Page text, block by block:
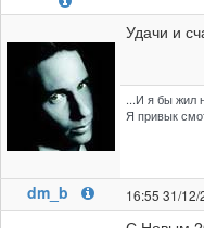
Удачи и
...И я бы жил
Я привык
dm_b 16:55 31/12/